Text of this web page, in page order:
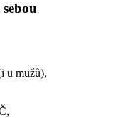
u mužů),